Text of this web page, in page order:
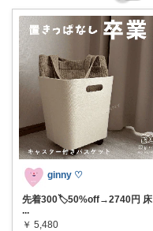
ginny ♡
先着300🏷️50%off→2740円 床
...
￥ 5,480